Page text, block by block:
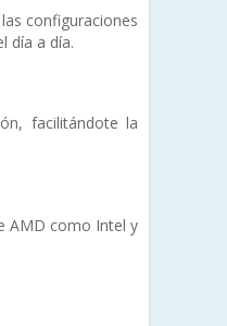
configuraciones
día a día.
facilitándote la
AMD como Intel y